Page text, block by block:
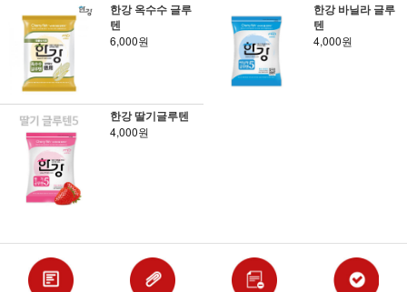
한강 옥수수 글루
텐
6,000원
한강 바닐라 글루
텐
4,000원
한강 딸기글루텐
4,000원